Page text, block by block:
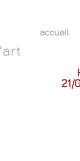
accueil
21/